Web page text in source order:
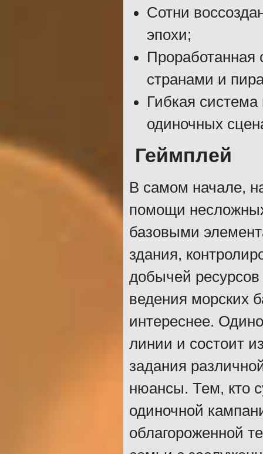
Сотни
эпохи;
Проработанная
странами и
Гибкая
одиночных
Геймплей
В самом начале,
помощи
базовыми
здания,
добычей
ведения морских
интереснее.
линии и состоит
задания
нюансы. Тем, кто
одиночной
облагороженной